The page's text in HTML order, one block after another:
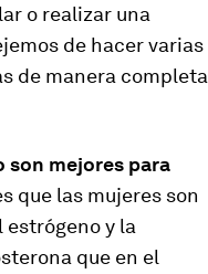
o realizar una
de hacer varias
de manera completa
son mejores para
que las mujeres son
y la
que en el